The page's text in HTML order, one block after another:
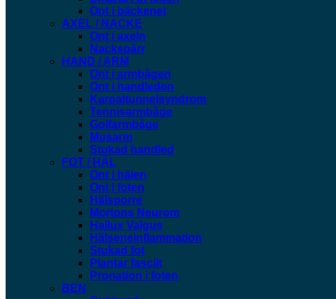
Ont i bäckenet
AXEL / NACKE
Ont i axeln
Nackspärr
HAND / ARM
Ont i armbågen
Ont i handleden
Karpaltunnelsyndrom
Tennisarmbåge
Golfarmbåge
Musarm
Stukad handled
FOT / HÄL
Ont i hälen
Ont i foten
Hälsporre
Mortons Neurom
Hallux Valgus
Hälseneinflammation
Stukad fot
Plantar fasciit
Pronation i foten
BEN